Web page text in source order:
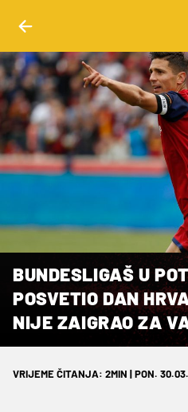
BUNDESLIGAŠ U
POSVETIO DAN
NIJE ZAIGRAO ZA
VRIJEME ČITANJA: 2MIN | PON.